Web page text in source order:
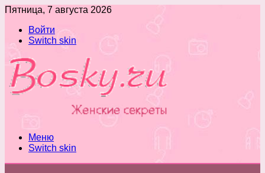
Пятница, 7 августа 2026
Войти
Switch skin
Меню
Switch skin